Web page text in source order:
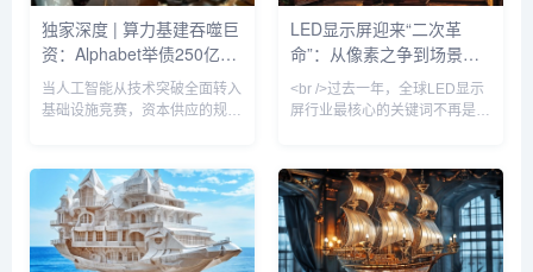
尤其是在户外强光环境下，其亮
度可达20000nit以上，且寿命超
过100000小时。业内分析师指
备中。某头部面板厂商透露，其
新一代Micro LED显示屏的亮度
已达到10000尼特，功耗却降低
独家深度 | 算力基建吞噬巨
资：Alphabet举债250亿，
软银质押OpenAI股权撬动
百亿贷款
当人工智能从技术突破全面转入
基础设施竞赛，资本供应的规模
响力的科技投资主体——
Alphabet Inc. 与软银集团——
相继披露了规模空前的债务融资
方案，清晰勾勒出这场AI军备竞
赛已迈入高杠杆、长周期、重资
LED显示屏迎来“二次革
命”：从像素之争到场景智
能的跃迁
<br />过去一年，全球LED显示
屏行业最核心的关键词不再是
最新的十份产业调研报告，
Micro LED在60英寸以下显示领
域的良率突破至99.99%的实验
室水平，而巨量转移设备成本同
比降低42%，这直接推动三星、